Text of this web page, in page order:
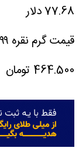
77.68 دلار
قیمت گرم نقره ۹۹۹:
464.500 تومان